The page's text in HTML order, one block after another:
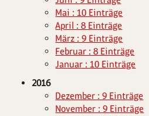
Mai : 10 Einträge
April : 8 Einträge
März : 9 Einträge
Februar : 8 Einträge
Januar : 10 Einträge
2016
Dezember : 9 Einträge
November : 9 Einträge